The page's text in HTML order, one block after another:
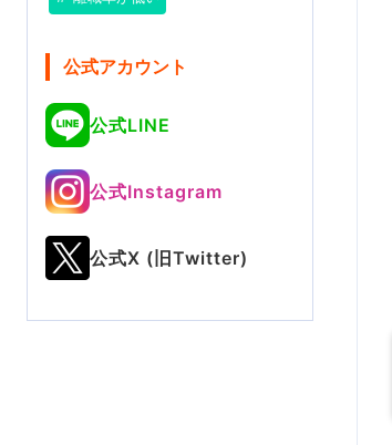
公式アカウント
公式LINE
公式Instagram
公式X (旧Twitter)